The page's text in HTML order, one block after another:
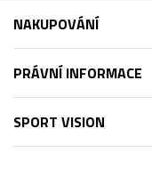
NAKUPOVÁNÍ
PRÁVNÍ INFORMACE
SPORT VISION